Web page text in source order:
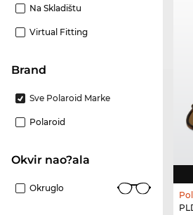
Na Skladištu
Virtual Fitting
brand
Sve Polaroid Marke
Polaroid
Okvir nao?ala
Okruglo